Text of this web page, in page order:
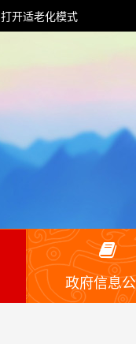
打开适老化模式
政府信息